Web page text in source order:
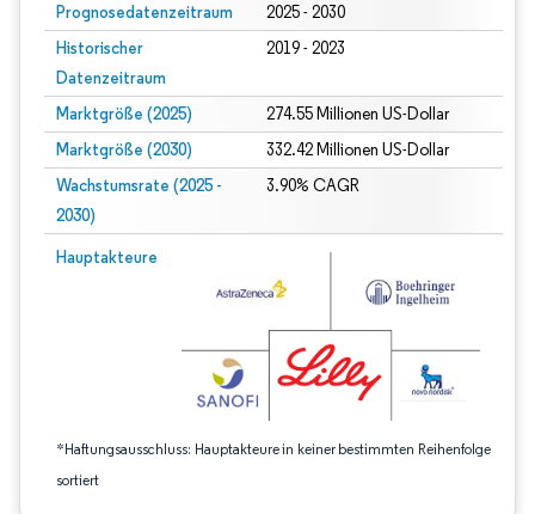
Prognosedatenzeitraum 2025 - 2030
Historischer
Datenzeitraum
2019 - 2023
Marktgröße (2025) 274.55 Millionen US-Dollar
Marktgröße (2030) 332.42 Millionen US-Dollar
Wachstumsrate (2025 -
2030)
3.90% CAGR
Hauptakteure
*Haftungsausschluss: Hauptakteure in keiner bestimmten Reihenfolge
sortiert
Bild © Mordor Intelligence. Wiederverwendung erfordert Namensnennung